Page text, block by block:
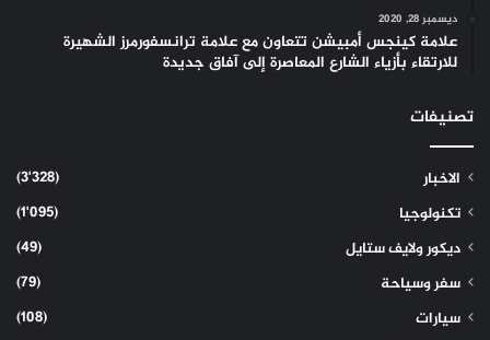
ديسمبر 28, 2020
علامة كينجس أمبيشن تتعاون مع علامة ترانسفورمرز الشهيرة
للارتقاء بأزياء الشارع المعاصرة إلى آفاق جديدة
تصنيفات
الاخبار
(3٬328)
تكنولوجيا
(1٬095)
ديكور ولايف ستايل
(49)
سفر وسياحة
(79)
سيارات
(108)